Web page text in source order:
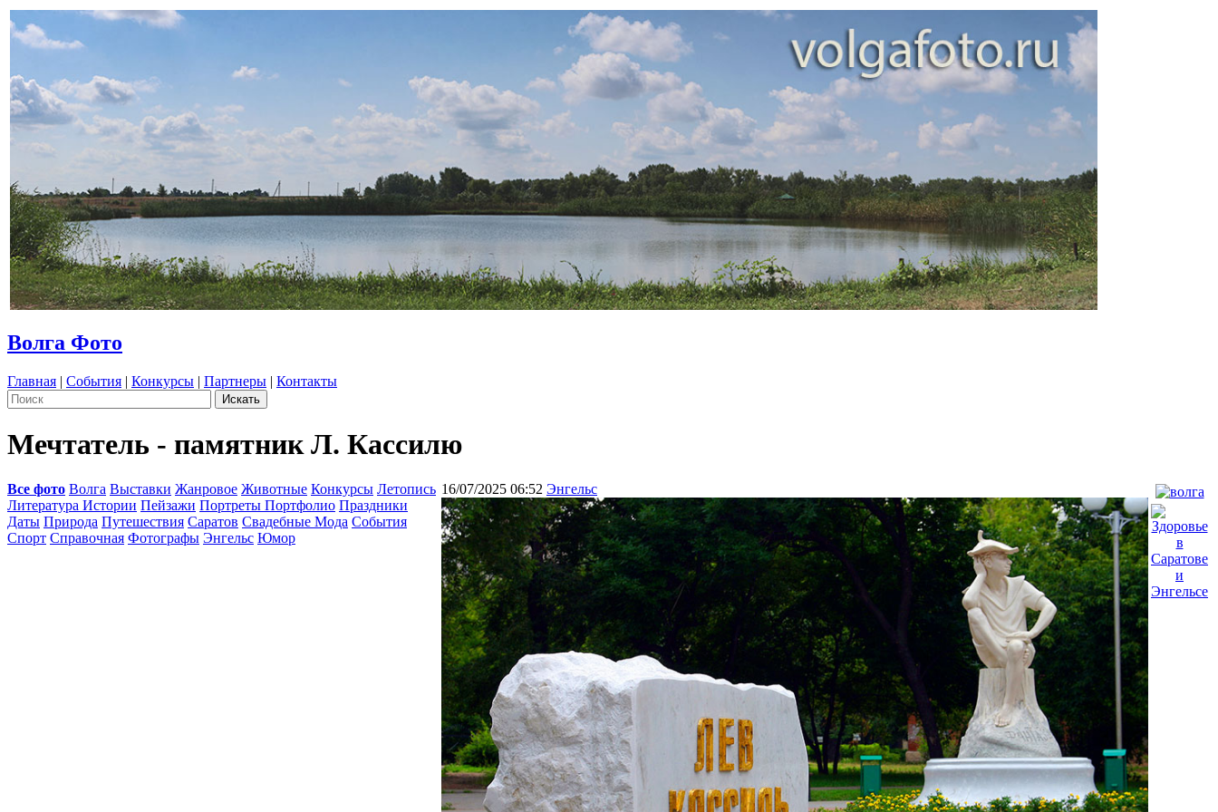
Волга Фото
Главная | События | Конкурсы | Партнеры | Контакты
Мечтатель - памятник Л. Кассилю
Все фото Волга Выставки Жанровое Животные Конкурсы Летопись
Литература Истории Пейзажи Портреты Портфолио Праздники
Даты Природа Путешествия Саратов Свадебные Мода События
Спорт Справочная Фотографы Энгельс Юмор
16/07/2025 06:52 Энгельс